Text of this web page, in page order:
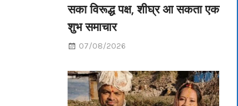
सका विरूद्ध पक्ष, शीघ्र आ सकता एक
शुभ समाचार
07/08/2026